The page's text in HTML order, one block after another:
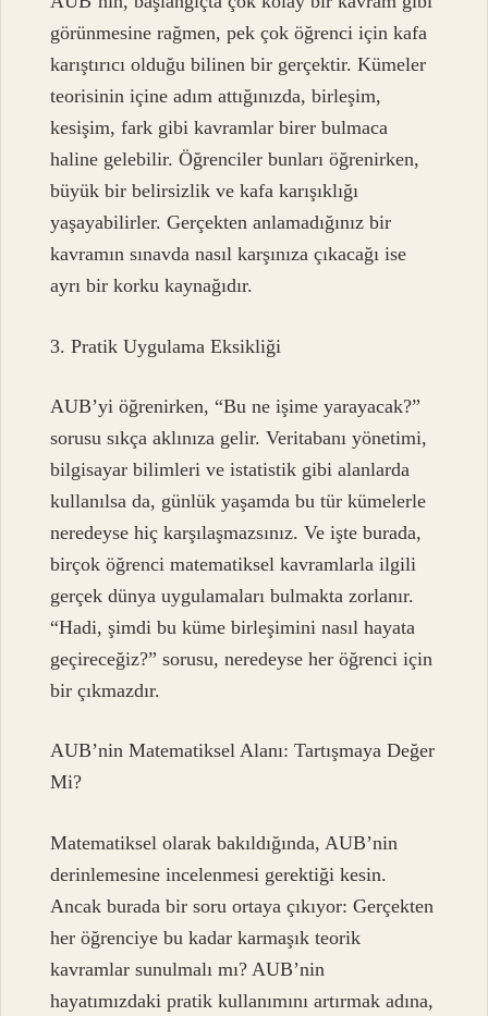
görünmesine rağmen, pek çok öğrenci için kafa
karıştırıcı olduğu bilinen bir gerçektir. Kümeler
teorisinin içine adım attığınızda, birleşim,
kesişim, fark gibi kavramlar birer bulmaca
haline gelebilir. Öğrenciler bunları öğrenirken,
büyük bir belirsizlik ve kafa karışıklığı
yaşayabilirler. Gerçekten anlamadığınız bir
kavramın sınavda nasıl karşınıza çıkacağı ise
ayrı bir korku kaynağıdır.
3. Pratik Uygulama Eksikliği
AUB’yi öğrenirken, “Bu ne işime yarayacak?”
sorusu sıkça aklınıza gelir. Veritabanı yönetimi,
bilgisayar bilimleri ve istatistik gibi alanlarda
kullanılsa da, günlük yaşamda bu tür kümelerle
neredeyse hiç karşılaşmazsınız. Ve işte burada,
birçok öğrenci matematiksel kavramlarla ilgili
gerçek dünya uygulamaları bulmakta zorlanır.
“Hadi, şimdi bu küme birleşimini nasıl hayata
geçireceğiz?” sorusu, neredeyse her öğrenci için
bir çıkmazdır.
AUB’nin Matematiksel Alanı: Tartışmaya Değer
Mi?
Matematiksel olarak bakıldığında, AUB’nin
derinlemesine incelenmesi gerektiği kesin.
Ancak burada bir soru ortaya çıkıyor: Gerçekten
her öğrenciye bu kadar karmaşık teorik
kavramlar sunulmalı mı? AUB’nin
hayatımızdaki pratik kullanımını artırmak adına,